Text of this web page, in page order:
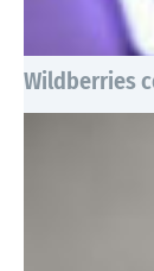
Wildberries